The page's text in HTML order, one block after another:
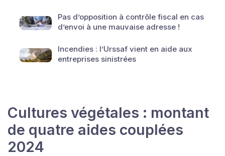
Pas d’opposition à contrôle fiscal en cas
d’envoi à une mauvaise adresse !
Incendies : l’Urssaf vient en aide aux
entreprises sinistrées
Cultures végétales : montant
de quatre aides couplées
2024